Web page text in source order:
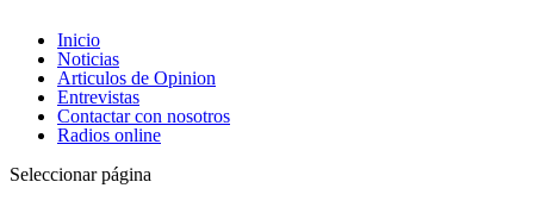
Inicio
Noticias
Articulos de Opinion
Entrevistas
Contactar con nosotros
Radios online
Seleccionar página